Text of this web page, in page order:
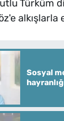
Türküm
alkışlarla
Sosyal